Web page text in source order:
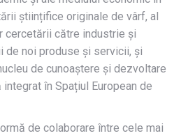
științifice originale de vârf, al
cercetării către industrie și
de noi produse și servicii, și
de cunoaștere și dezvoltare
în Spațiul European de
de colaborare între cele mai